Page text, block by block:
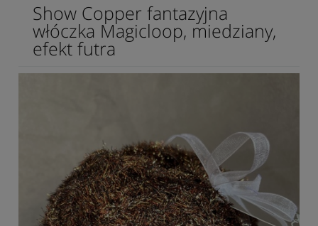
Show Copper fantazyjna
włóczka Magicloop, miedziany,
efekt futra